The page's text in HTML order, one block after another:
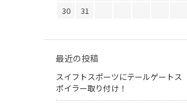
30
31
最近の投稿
スイフトスポーツにテールゲートス
ポイラー取り付け！